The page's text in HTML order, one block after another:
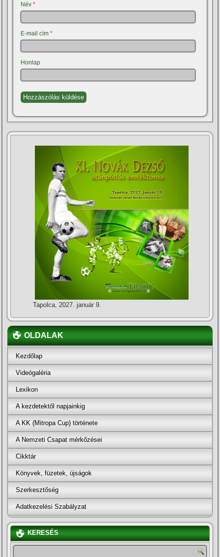
Név*
E-mail cím*
Honlap
Tapolca, 2027. január 9.
OLDALAK
Kezdőlap
Videógaléria
Lexikon
A kezdetektől napjainkig
A KK (Mitropa Cup) története
A Nemzeti Csapat mérkőzései
Cikktár
Könyvek, füzetek, újságok
Szerkesztőség
Adatkezelési Szabályzat
KERESÉS